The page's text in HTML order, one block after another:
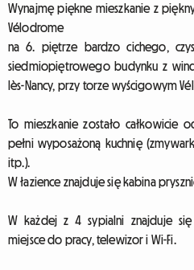
Wynajmę piękne mieszkanie z
Vélodrome
na 6. piętrze bardzo cichego,
siedmiopiętrowego budynku z
lès-Nancy, przy torze wyścigowym
To mieszkanie zostało
pełni wyposażoną kuchnię
itp.).
W łazience znajduje się kabina
W każdej z 4 sypialni znajduje
miejsce do pracy, telewizor i Wi-Fi.